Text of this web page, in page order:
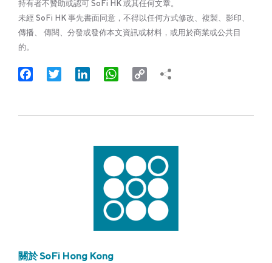
持有者不贊助或認可 SoFi HK 或其任何文章。
未經 SoFi HK 事先書面同意，不得以任何方式修改、複製、影印、
傳播、 傳閱、分發或發佈本文資訊或材料，或用於商業或公共目
的。
FacebookTwitter LinkedInWhatsApp
Copy
關於 SoFi Hong Kong